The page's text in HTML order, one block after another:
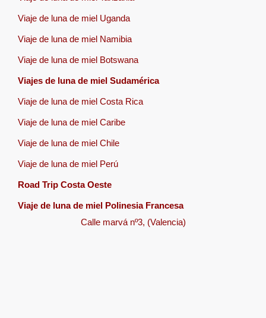
Viaje de luna de miel Uganda
Viaje de luna de miel Namibia
Viaje de luna de miel Botswana
Viajes de luna de miel Sudamérica
Viaje de luna de miel Costa Rica
Viaje de luna de miel Caribe
Viaje de luna de miel Chile
Viaje de luna de miel Perú
Road Trip Costa Oeste
Viaje de luna de miel Polinesia Francesa
Calle marvá nº3, (Valencia)